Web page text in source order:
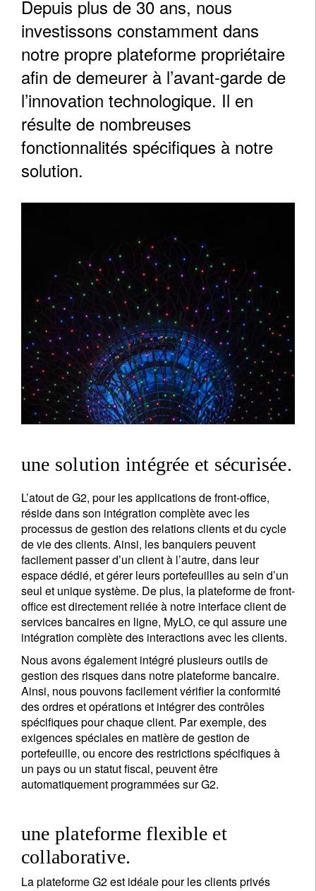
Depuis plus de 30 ans, nous
investissons constamment dans
notre propre plateforme propriétaire
afin de demeurer à l’avant-garde de
l’innovation technologique. Il en
résulte de nombreuses
fonctionnalités spécifiques à notre
solution.
une solution intégrée et sécurisée.
L’atout de G2, pour les applications de front-office,
réside dans son intégration complète avec les
processus de gestion des relations clients et du cycle
de vie des clients. Ainsi, les banquiers peuvent
facilement passer d’un client à l’autre, dans leur
espace dédié, et gérer leurs portefeuilles au sein d’un
seul et unique système. De plus, la plateforme de front-
office est directement reliée à notre interface client de
services bancaires en ligne, MyLO, ce qui assure une
intégration complète des interactions avec les clients.
Nous avons également intégré plusieurs outils de
gestion des risques dans notre plateforme bancaire.
Ainsi, nous pouvons facilement vérifier la conformité
des ordres et opérations et intégrer des contrôles
spécifiques pour chaque client. Par exemple, des
exigences spéciales en matière de gestion de
portefeuille, ou encore des restrictions spécifiques à
un pays ou un statut fiscal, peuvent être
automatiquement programmées sur G2.
une plateforme flexible et
collaborative.
La plateforme G2 est idéale pour les clients privés